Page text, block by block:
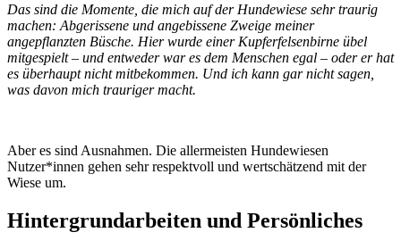
Das sind die Momente, die mich auf der Hundewiese sehr traurig
machen: Abgerissene und angebissene Zweige meiner
angepflanzten Büsche. Hier wurde einer Kupferfelsenbirne übel
mitgespielt – und entweder war es dem Menschen egal – oder er hat
es überhaupt nicht mitbekommen. Und ich kann gar nicht sagen,
was davon mich trauriger macht.
Aber es sind Ausnahmen. Die allermeisten Hundewiesen
Nutzer*innen gehen sehr respektvoll und wertschätzend mit der
Wiese um.
Hintergrundarbeiten und Persönliches